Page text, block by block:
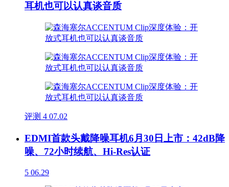
耳机也可以认真谈音质
评测 4 07.02
EDMI首款头戴降噪耳机6月30日上市：42dB降
噪、72小时续航、Hi-Res认证
5 06.29